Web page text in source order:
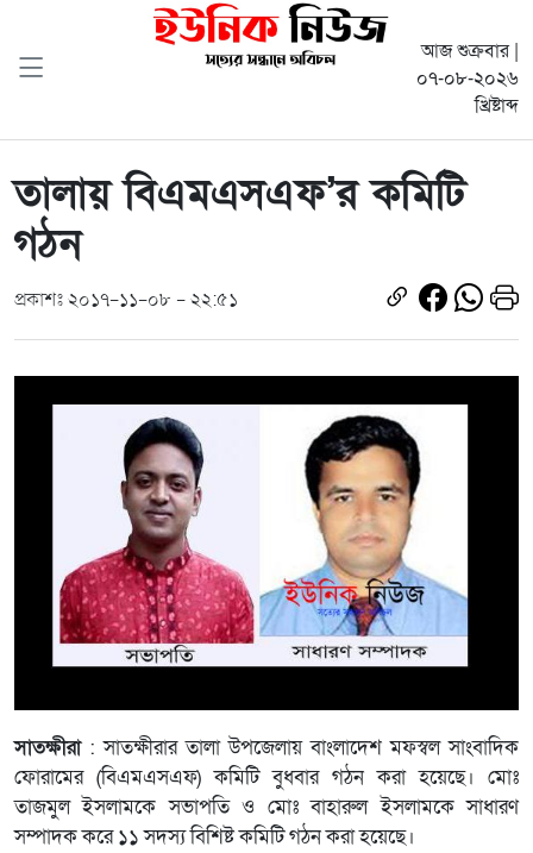
আজ শুক্রবার |
০৭-০৮-২০২৬
খ্রিষ্টাব্দ
তালায় বিএমএসএফ’র কমিটি
গঠন
প্রকাশঃ ২০১৭-১১-০৮ - ২২:৫১
সাতক্ষীরা: সাতক্ষীরার তালা উপজেলায় বাংলাদেশ মফস্বল সাংবাদিক
ফোরামের (বিএমএসএফ) কমিটি বুধবার গঠন করা হয়েছে। মোঃ
তাজমুল ইসলামকে সভাপতি ও মোঃ বাহারুল ইসলামকে সাধারণ
সম্পাদক করে ১১ সদস্য বিশিষ্ট কমিটি গঠন করা হয়েছে।